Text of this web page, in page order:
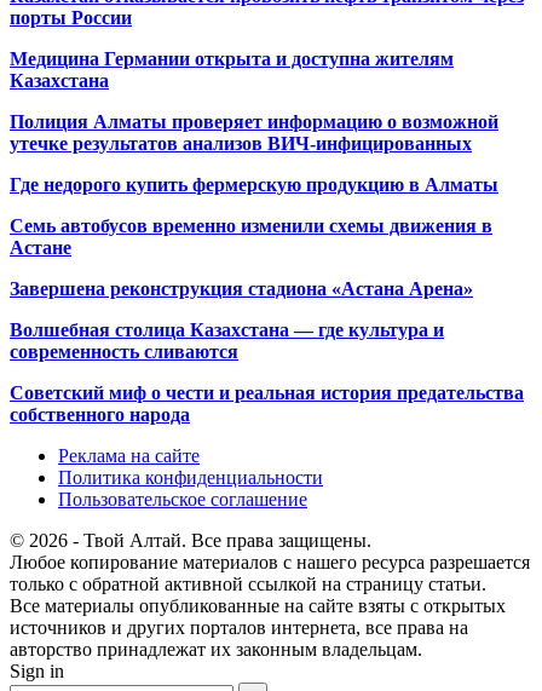
порты России
Медицина Германии открыта и доступна жителям
Казахстана
Полиция Алматы проверяет информацию о возможной
утечке результатов анализов ВИЧ-инфицированных
Где недорого купить фермерскую продукцию в Алматы
Семь автобусов временно изменили схемы движения в
Астане
Завершена реконструкция стадиона «Астана Арена»
Волшебная столица Казахстана — где культура и
современность сливаются
Советский миф о чести и реальная история предательства
собственного народа
Реклама на сайте
Политика конфиденциальности
Пользовательское соглашение
© 2026 - Твой Алтай. Все права защищены.
Любое копирование материалов с нашего ресурса разрешается
только с обратной активной ссылкой на страницу статьи.
Все материалы опубликованные на сайте взяты с открытых
источников и других порталов интернета, все права на
авторство принадлежат их законным владельцам.
Sign in